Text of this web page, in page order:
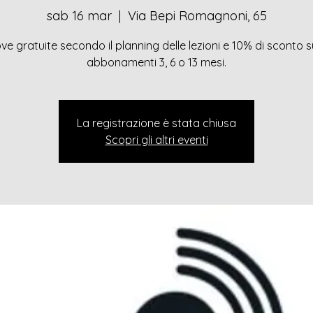
sab 16 mar
  |
Via Bepi Romagnoni, 65
gratuite secondo il planning delle lezioni e 10% di sconto
abbonamenti 3, 6 o 13 mesi.
La registrazione è stata chiusa
Scopri gli altri eventi